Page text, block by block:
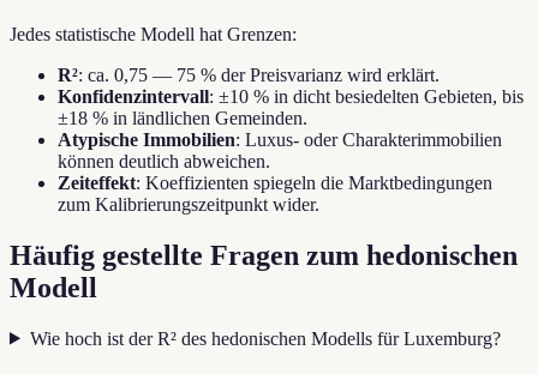
Jedes statistische Modell hat Grenzen:
R²: ca. 0,75 — 75 % der Preisvarianz wird erklärt.
Konfidenzintervall: ±10 % in dicht besiedelten Gebieten, bis
±18 % in ländlichen Gemeinden.
Atypische Immobilien: Luxus- oder Charakterimmobilien
können deutlich abweichen.
Zeiteffekt: Koeffizienten spiegeln die Marktbedingungen
zum Kalibrierungszeitpunkt wider.
Häufig gestellte Fragen zum hedonischen
Modell
Wie hoch ist der R² des hedonischen Modells für Luxemburg?